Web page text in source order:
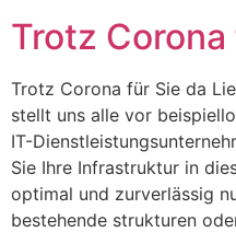
Trotz
Trotz Corona für Sie da
stellt uns alle vor
IT-
Sie Ihre Infrastruktur in
optimal und zurverlässig
bestehende strukturen